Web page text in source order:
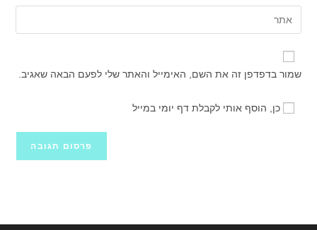
שם
משתמש
כדי
להגיב
כתובת
דואר
שלך
כדי
את
כתובת
שלך
שמור בדפדפן זה את השם, האימייל והאתר שלי לפעם הבאה שאגיב.
כן, הוסף אותי לקבלת דף יומי במייל